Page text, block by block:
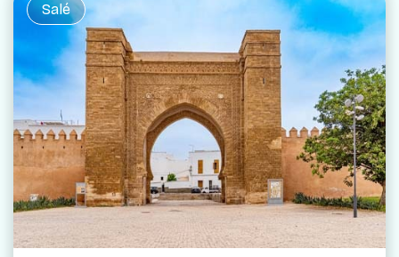
Salé